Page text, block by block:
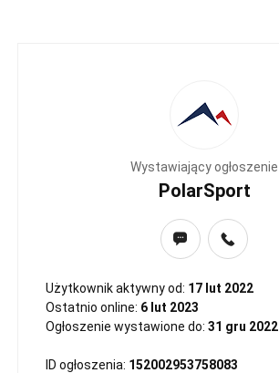
Wystawiający ogłoszenie
PolarSport
Użytkownik aktywny od: 17 lut 2022
Ostatnio online: 6 lut 2023
Ogłoszenie wystawione do: 31 gru 2022
ID ogłoszenia: 152002953758083